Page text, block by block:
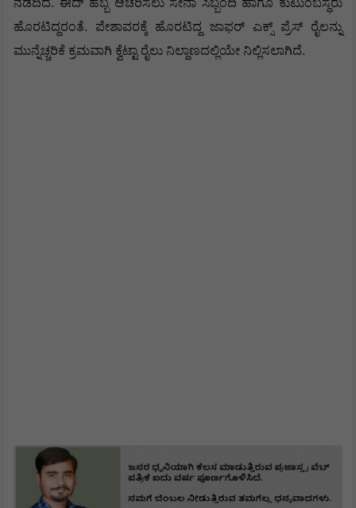
ಬೋಗಿ ಸಂಪೂರ್ಣ ಹಾನಿಯಾಗಿದ್ದು ಗಾಯಗೊಂಡವರನ್ನು ರಕ್ಷಿಸುವ ಕೆಲಸ
ನಡೆದಿದೆ. ಈದ್ ಹಬ್ಬ ಆಚರಿಸಲು ಸೇನಾ ಸಿಬ್ಬಂದಿ ಹಾಗೂ ಕುಟುಂಬಸ್ಥರು
ಹೊರಟಿದ್ದರಂತೆ. ಪೇಶಾವರಕ್ಕೆ ಹೊರಟಿದ್ದ ಜಾಫರ್ ಎಕ್ಸ್ ಪ್ರೆಸ್ ರೈಲನ್ನು